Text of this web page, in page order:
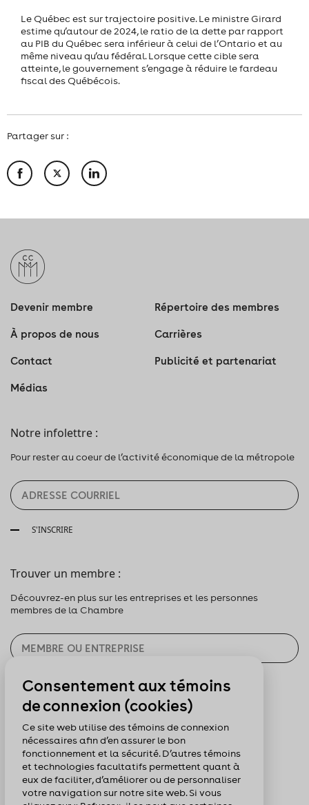
Le Québec est sur trajectoire positive. Le ministre Girard
estime qu’autour de 2024, le ratio de la dette par rapport
au PIB du Québec sera inférieur à celui de l’Ontario et au
même niveau qu’au fédéral. Lorsque cette cible sera
atteinte, le gouvernement s’engage à réduire le fardeau
fiscal des Québécois.
Partager sur :
Devenir membre Répertoire des membres
À propos de nous Carrières
Contact Publicité et partenariat
Médias
Notre infolettre :
Pour rester au coeur de l’activité économique de la métropole
S'INSCRIRE
Trouver un membre :
Découvrez-en plus sur les entreprises et les personnes
membres de la Chambre
CHERCHER
Pour nous suivre :
Consentement aux témoins
de connexion (cookies)
Ce site web utilise des témoins de connexion
nécessaires afin d’en assurer le bon
fonctionnement et la sécurité. D’autres témoins
et technologies facultatifs permettent quant à
eux de faciliter, d’améliorer ou de personnaliser
votre navigation sur notre site web. Si vous